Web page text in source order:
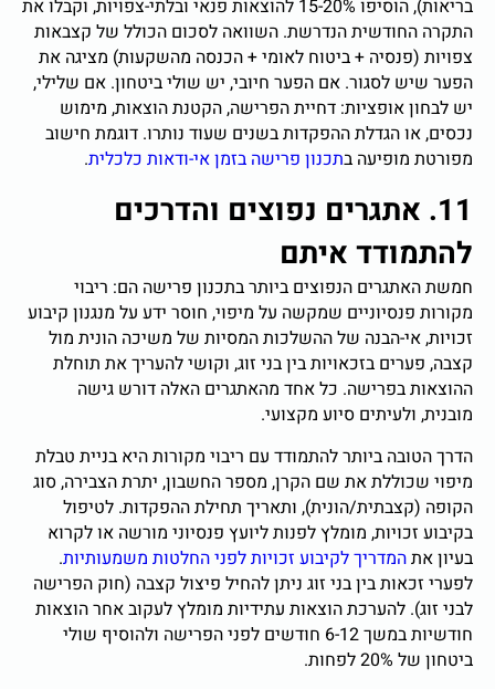
בריאות), הוסיפו 15-20% להוצאות פנאי ובלתי-צפויות, וקבלו את
התקרה החודשית הנדרשת. השוואה לסכום הכולל של קצבאות
צפויות (פנסיה + ביטוח לאומי + הכנסה מהשקעות) מציגה את
הפער שיש לסגור. אם הפער חיובי, יש שולי ביטחון. אם שלילי,
יש לבחון אופציות: דחיית הפרישה, הקטנת הוצאות, מימוש
נכסים, או הגדלת ההפקדות בשנים שעוד נותרו. דוגמת חישוב
מפורטת מופיעה בתכנון פרישה בזמן אי-ודאות כלכלית.
11. אתגרים נפוצים והדרכים
להתמודד איתם
חמשת האתגרים הנפוצים ביותר בתכנון פרישה הם: ריבוי
מקורות פנסיוניים שמקשה על מיפוי, חוסר ידע על מנגנון קיבוע
זכויות, אי-הבנה של ההשלכות המסיות של משיכה הונית מול
קצבה, פערים בזכאויות בין בני זוג, וקושי להעריך את תוחלת
ההוצאות בפרישה. כל אחד מהאתגרים האלה דורש גישה
מובנית, ולעיתים סיוע מקצועי.
הדרך הטובה ביותר להתמודד עם ריבוי מקורות היא בניית טבלת
מיפוי שכוללת את שם הקרן, מספר החשבון, יתרת הצבירה, סוג
הקופה (קצבתית/הונית), ותאריך תחילת ההפקדות. לטיפול
בקיבוע זכויות, מומלץ לפנות ליועץ פנסיוני מורשה או לקרוא
בעיון אתהמדריך לקיבוע זכויות לפני החלטות משמעותיות.
לפערי זכאות בין בני זוג ניתן להחיל פיצול קצבה (חוק הפרישה
לבני זוג). להערכת הוצאות עתידיות מומלץ לעקוב אחר הוצאות
חודשיות במשך 6-12 חודשים לפני הפרישה ולהוסיף שולי
ביטחון של 20% לפחות.